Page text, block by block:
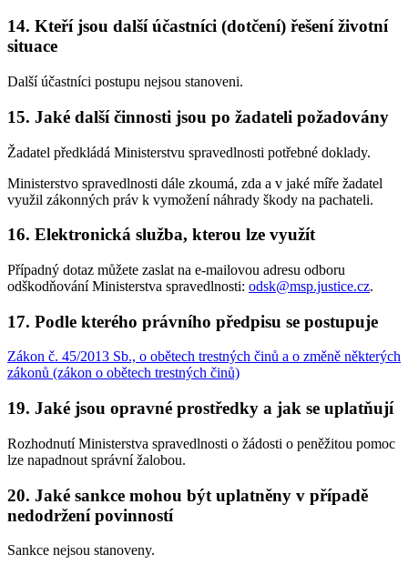
14. Kteří jsou další účastníci (dotčení) řešení životní
situace
Další účastníci postupu nejsou stanoveni.
15. Jaké další činnosti jsou po žadateli požadovány
Žadatel předkládá Ministerstvu spravedlnosti potřebné doklady.
Ministerstvo spravedlnosti dále zkoumá, zda a v jaké míře žadatel
využil zákonných práv k vymožení náhrady škody na pachateli.
16. Elektronická služba, kterou lze využít
Případný dotaz můžete zaslat na e-mailovou adresu odboru
odškodňování Ministerstva spravedlnosti: odsk@msp.justice.cz.
17. Podle kterého právního předpisu se postupuje
Zákon č. 45/2013 Sb., o obětech trestných činů a o změně některých
zákonů (zákon o obětech trestných činů)
19. Jaké jsou opravné prostředky a jak se uplatňují
Rozhodnutí Ministerstva spravedlnosti o žádosti o peněžitou pomoc
lze napadnout správní žalobou.
20. Jaké sankce mohou být uplatněny v případě
nedodržení povinností
Sankce nejsou stanoveny.